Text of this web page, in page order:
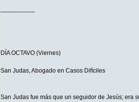
DÍA OCTAVO (Viernes)
San Judas, Abogado en Casos Difíciles
San Judas fue más que un seguidor de Jesús; era